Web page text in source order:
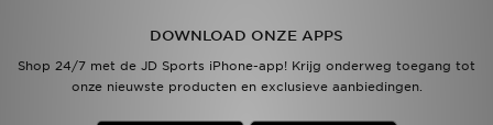
DOWNLOAD ONZE APPS
Shop 24/7 met de JD Sports iPhone-app! Krijg onderweg toegang tot
onze nieuwste producten en exclusieve aanbiedingen.